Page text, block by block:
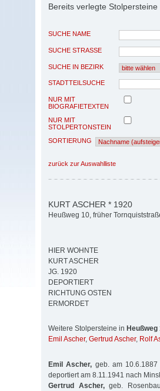
Bereits verlegte Stolpersteine
SUCHE NAME
SUCHE STRASSE
SUCHE IN BEZIRK
STADTTEILSUCHE
NUR MIT
BIOGRAFIETEXTEN
NUR MIT
STOLPERTONSTEIN
SORTIERUNG
zurück zur Auswahlliste
KURT ASCHER * 1920
Heußweg 10, früher
HIER WOHNTE
KURT ASCHER
JG. 1920
DEPORTIERT
RICHTUNG OSTEN
ERMORDET
Weitere Stolpersteine in
Emil Ascher, Gertrud Ascher, Rolf
Emil Ascher, geb. am
deportiert am 8.11.1941 nach
Gertrud Ascher,geb.